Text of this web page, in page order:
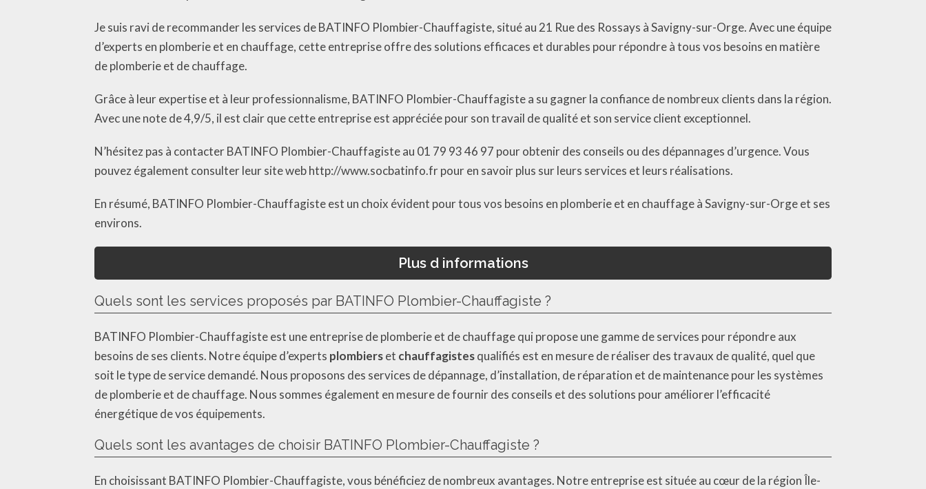
Je suis ravi de recommander les services de BATINFO Plombier-Chauffagiste, situé au 21 Rue des Rossays à Savigny-sur-Orge. Avec une équipe
d’experts en plomberie et en chauffage, cette entreprise offre des solutions efficaces et durables pour répondre à tous vos besoins en matière
de plomberie et de chauffage.
Grâce à leur expertise et à leur professionnalisme, BATINFO Plombier-Chauffagiste a su gagner la confiance de nombreux clients dans la région.
Avec une note de 4,9/5, il est clair que cette entreprise est appréciée pour son travail de qualité et son service client exceptionnel.
N’hésitez pas à contacter BATINFO Plombier-Chauffagiste au 01 79 93 46 97 pour obtenir des conseils ou des dépannages d’urgence. Vous
pouvez également consulter leur site web http://www.socbatinfo.fr pour en savoir plus sur leurs services et leurs réalisations.
En résumé, BATINFO Plombier-Chauffagiste est un choix évident pour tous vos besoins en plomberie et en chauffage à Savigny-sur-Orge et ses
environs.
Plus d informations
Quels sont les services proposés par BATINFO Plombier-Chauffagiste ?
BATINFO Plombier-Chauffagiste est une entreprise de plomberie et de chauffage qui propose une gamme de services pour répondre aux
besoins de ses clients. Notre équipe d’experts plombierset chauffagistesqualifiés est en mesure de réaliser des travaux de qualité, quel que
soit le type de service demandé. Nous proposons des services de dépannage, d’installation, de réparation et de maintenance pour les systèmes
de plomberie et de chauffage. Nous sommes également en mesure de fournir des conseils et des solutions pour améliorer l’efficacité
énergétique de vos équipements.
Quels sont les avantages de choisir BATINFO Plombier-Chauffagiste ?
En choisissant BATINFO Plombier-Chauffagiste, vous bénéficiez de nombreux avantages. Notre entreprise est située au cœur de la région Île-